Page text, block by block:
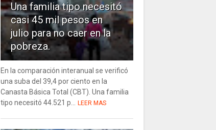
Una familia tipo necesitó
casi 45 mil pesos en
julio para no caer en la
pobreza.
En la comparación interanual se verificó
una suba del 39,4 por ciento en la
Canasta Básica Total (CBT). Una familia
tipo necesitó 44.521 p... LEER MAS